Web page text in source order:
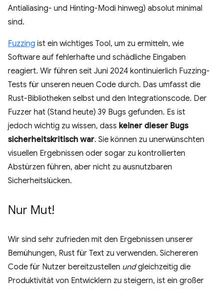
Antialiasing- und Hinting-Modi hinweg) absolut minimal
sind.
Fuzzing ist ein wichtiges Tool, um zu ermitteln, wie
Software auf fehlerhafte und schädliche Eingaben
reagiert. Wir führen seit Juni 2024 kontinuierlich Fuzzing-
Tests für unseren neuen Code durch. Das umfasst die
Rust-Bibliotheken selbst und den Integrationscode. Der
Fuzzer hat (Stand heute) 39 Bugs gefunden. Es ist
jedoch wichtig zu wissen, dass keiner dieser Bugs
sicherheitskritisch war. Sie können zu unerwünschten
visuellen Ergebnissen oder sogar zu kontrollierten
Abstürzen führen, aber nicht zu ausnutzbaren
Sicherheitslücken.
Nur Mut!
Wir sind sehr zufrieden mit den Ergebnissen unserer
Bemühungen, Rust für Text zu verwenden. Sichereren
Code für Nutzer bereitzustellen undgleichzeitig die
Produktivität von Entwicklern zu steigern, ist ein großer